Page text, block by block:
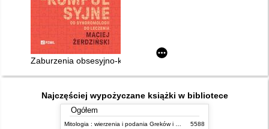
Zaburzenia obsesyjno-kompulsyjne : od syndromologii do
Najczęściej wypożyczane książki w bibliotece
Ogółem
5588